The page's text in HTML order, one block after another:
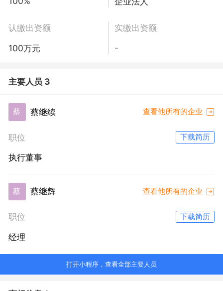
认缴出资额
100万元
实缴出资额
-
主要人员 3
蔡 蔡继续 查看他所有的企业
职位 下载简历
执行董事
蔡 蔡继辉 查看他所有的企业
职位 下载简历
经理
打开小程序，查看全部主要人员